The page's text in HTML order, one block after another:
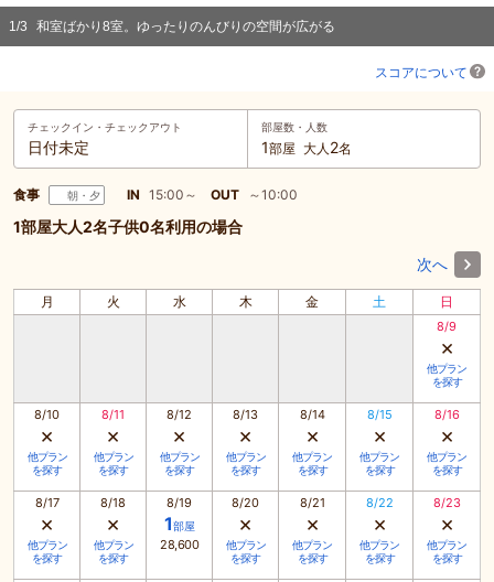
1/3 和室ばかり8室。ゆったりのんびりの空間が広がる
スコアについて
チェックイン・ チェックアウト
日付未定
部屋数・人数
1部屋 大人 2名
食事 朝・夕 IN 15:00～ OUT ～10:00
1部屋大人2名子供0名利用の場合
次へ
月 火 水 木 金 土 日
8/9
×
他プラン
を探す
8/10
×
他プラン
を探す
8/11
×
他プラン
を探す
8/12
×
他プラン
を探す
8/13
×
他プラン
を探す
8/14
×
他プラン
を探す
8/15
×
他プラン
を探す
8/16
×
他プラン
を探す
8/17
×
他プラン
を探す
8/18
×
他プラン
を探す
8/19
1部屋
28,600
8/20
×
他プラン
を探す
8/21
×
他プラン
を探す
8/22
×
他プラン
を探す
8/23
×
他プラン
を探す